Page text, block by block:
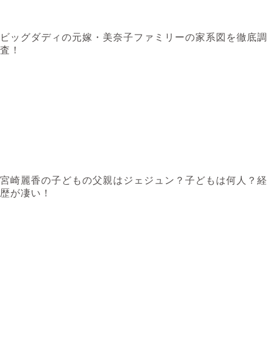
ビッグダディの元嫁・美奈子ファミリーの家系図を徹底調
査！
宮崎麗香の子どもの父親はジェジュン？子どもは何人？経
歴が凄い！